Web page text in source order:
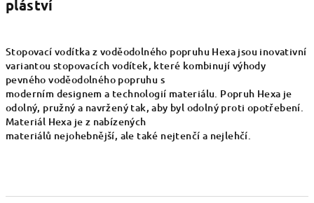
pláství
Stopovací vodítka z voděodolného popruhu Hexa jsou inovativní
variantou stopovacích vodítek, které kombinují výhody
pevného voděodolného popruhu s
moderním designem a technologií materiálu. Popruh Hexa je
odolný, pružný a navržený tak, aby byl odolný proti opotřebení.
Materiál Hexa je z nabízených
materiálů nejohebnější, ale také nejtenčí a nejlehčí.